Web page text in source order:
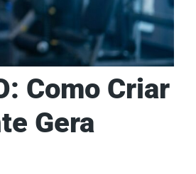
Como Criar
Gera